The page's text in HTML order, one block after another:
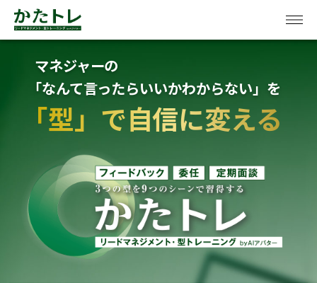
マネジャーの
｢なんて言ったらいいかわからない」を
｢型」で自信に変える